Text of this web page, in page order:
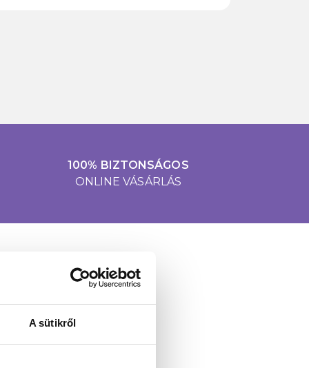
A sütikről
100% BIZTONSÁGOS
ONLINE VÁSÁRLÁS